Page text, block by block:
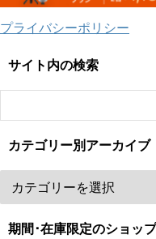
プライバシーポリシー
サイト内の検索
カテゴリー別アーカイブ
期間･在庫限定のショッ